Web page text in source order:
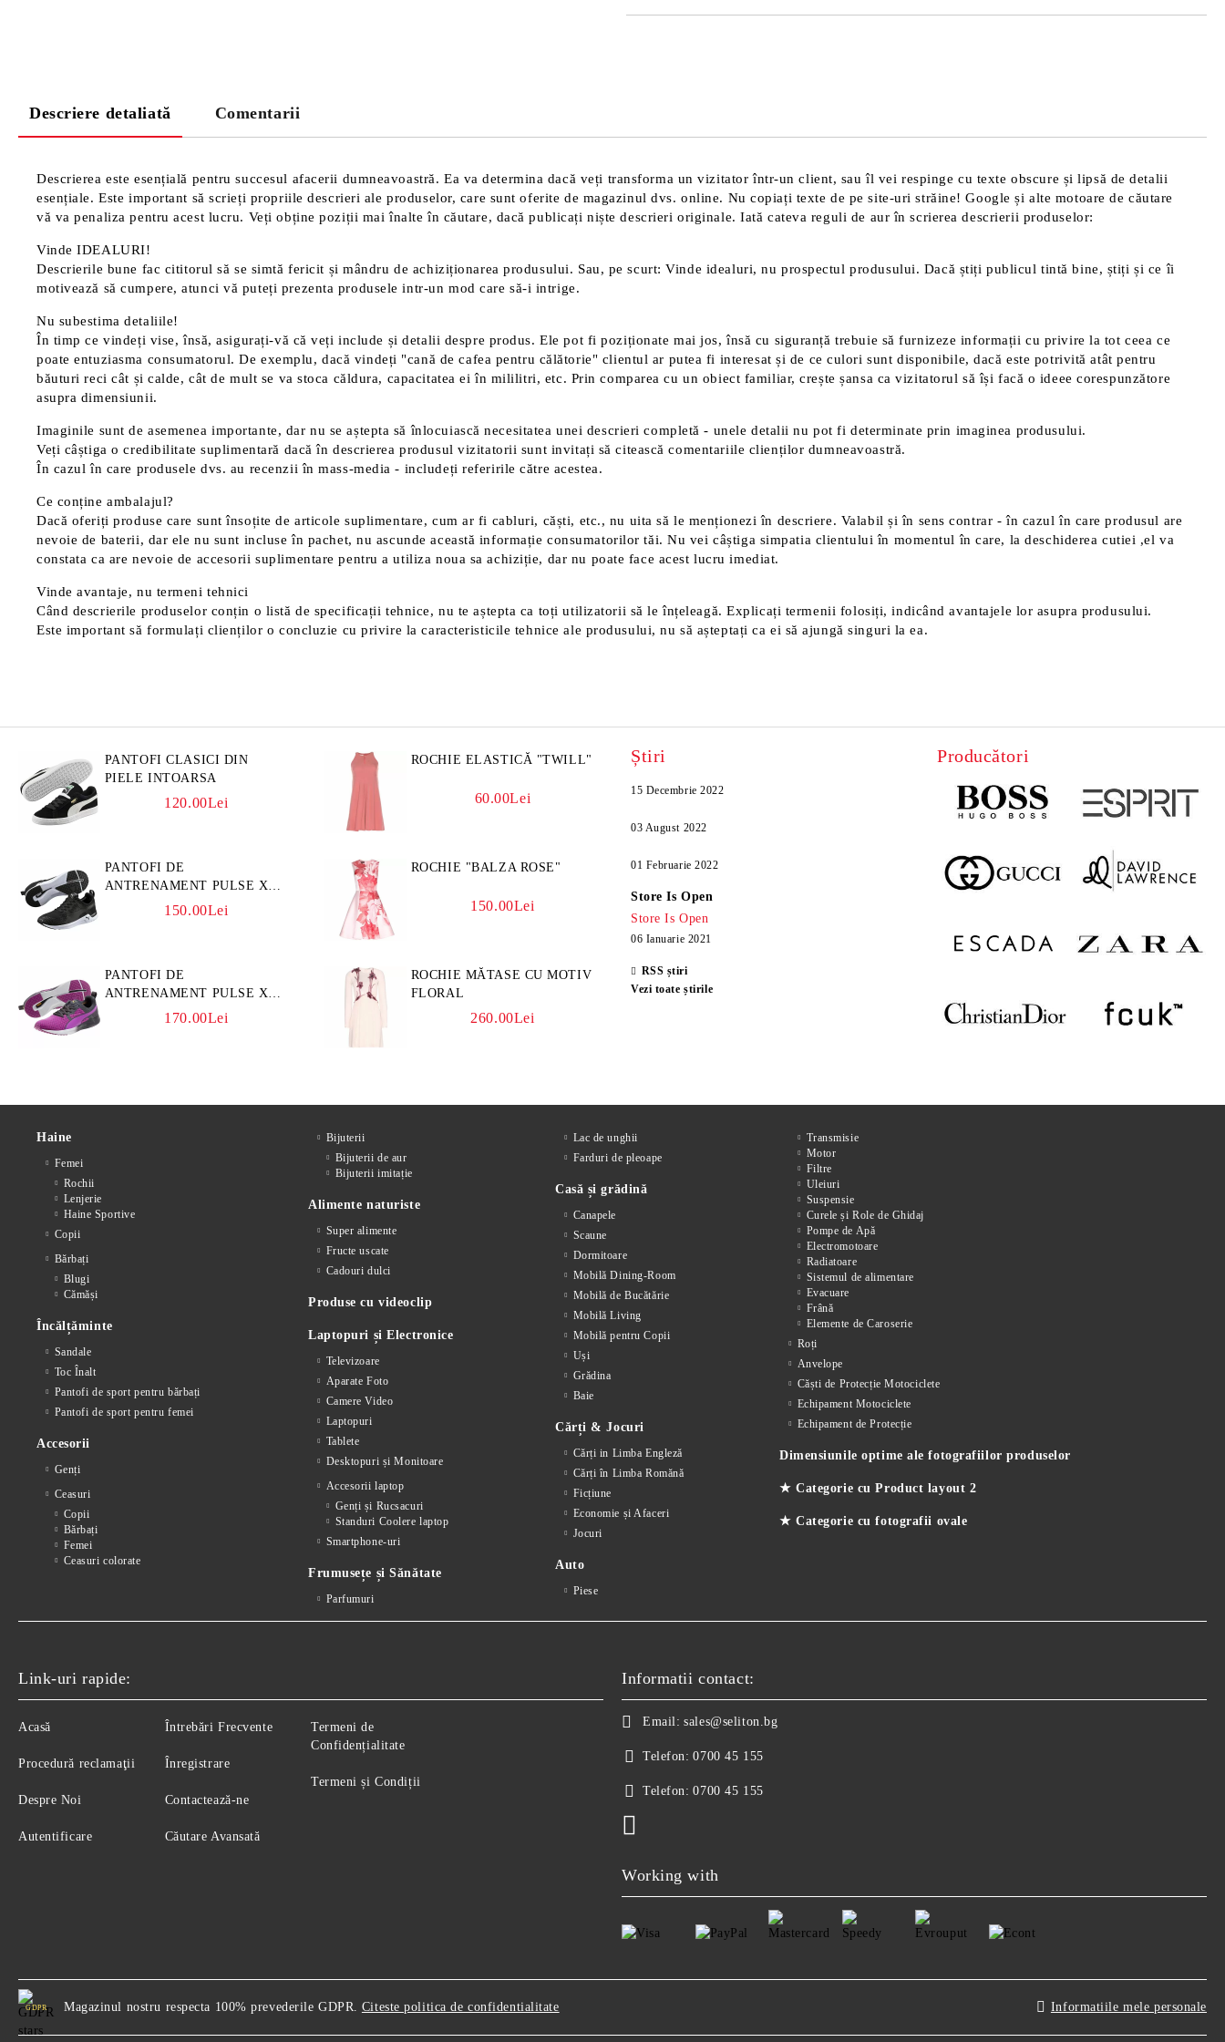
Descriere detaliată Comentarii
Descrierea este esențială pentru succesul afacerii dumneavoastră. Ea va determina dacă veți transforma un vizitator într-un client, sau îl vei respinge cu texte obscure și lipsă de detalii
esențiale. Este important să scrieți propriile descrieri ale produselor, care sunt oferite de magazinul dvs. online. Nu copiați texte de pe site-uri străine! Google și alte motoare de căutare
vă va penaliza pentru acest lucru. Veți obține poziții mai înalte în căutare, dacă publicați niște descrieri originale. Iată cateva reguli de aur în scrierea descrierii produselor:
Vinde IDEALURI!
Descrierile bune fac cititorul să se simtă fericit și mândru de achiziționarea produsului. Sau, pe scurt: Vinde idealuri, nu prospectul produsului. Dacă știți publicul tintă bine, știți și ce îi
motivează să cumpere, atunci vă puteți prezenta produsele intr-un mod care să-i intrige.
Nu subestima detaliile!
În timp ce vindeți vise, însă, asigurați-vă că veți include și detalii despre produs. Ele pot fi poziționate mai jos, însă cu siguranță trebuie să furnizeze informații cu privire la tot ceea ce
poate entuziasma consumatorul. De exemplu, dacă vindeți "cană de cafea pentru călătorie" clientul ar putea fi interesat și de ce culori sunt disponibile, dacă este potrivită atât pentru
băuturi reci cât și calde, cât de mult se va stoca căldura, capacitatea ei în mililitri, etc. Prin comparea cu un obiect familiar, crește șansa ca vizitatorul să își facă o ideee corespunzătore
asupra dimensiunii.
Imaginile sunt de asemenea importante, dar nu se aștepta să înlocuiască necesitatea unei descrieri completă - unele detalii nu pot fi determinate prin imaginea produsului.
Veți câștiga o credibilitate suplimentară dacă în descrierea produsul vizitatorii sunt invitați să citească comentariile clienților dumneavoastră.
În cazul în care produsele dvs. au recenzii în mass-media - includeți referirile către acestea.
Ce conține ambalajul?
Dacă oferiți produse care sunt însoțite de articole suplimentare, cum ar fi cabluri, căști, etc., nu uita să le menționezi în descriere. Valabil și în sens contrar - în cazul în care produsul are
nevoie de baterii, dar ele nu sunt incluse în pachet, nu ascunde această informație consumatorilor tăi. Nu vei câștiga simpatia clientului în momentul în care, la deschiderea cutiei ,el va
constata ca are nevoie de accesorii suplimentare pentru a utiliza noua sa achiziție, dar nu poate face acest lucru imediat.
Vinde avantaje, nu termeni tehnici
Când descrierile produselor conțin o listă de specificații tehnice, nu te aștepta ca toți utilizatorii să le înțeleagă. Explicați termenii folosiți, indicând avantajele lor asupra produsului.
Este important să formulați clienților o concluzie cu privire la caracteristicile tehnice ale produsului, nu să așteptați ca ei să ajungă singuri la ea.
PANTOFI CLASICI DIN
PIELE INTOARSA
120.00Lei
PANTOFI DE
ANTRENAMENT PULSE XT
150.00Lei
PANTOFI DE
ANTRENAMENT PULSE XT
170.00Lei
ROCHIE ELASTICĂ "TWILL"
60.00Lei
ROCHIE "BALZA ROSE"
150.00Lei
ROCHIE MĂTASE CU MOTIV
FLORAL
260.00Lei
Știri
15 Decembrie 2022
03 August 2022
01 Februarie 2022
Store Is Open
Store Is Open
06 Ianuarie 2021
RSS știri
Vezi toate știrile
Producători
Haine
Femei
Rochii
Lenjerie
Haine Sportive
Copii
Bărbați
Blugi
Cămăși
Încălțăminte
Sandale
Toc Înalt
Pantofi de sport pentru bărbați
Pantofi de sport pentru femei
Accesorii
Genți
Ceasuri
Copii
Bărbați
Femei
Ceasuri colorate
Bijuterii
Bijuterii de aur
Bijuterii imitație
Alimente naturiste
Super alimente
Fructe uscate
Cadouri dulci
Produse cu videoclip
Laptopuri și Electronice
Televizoare
Aparate Foto
Camere Video
Laptopuri
Tablete
Desktopuri și Monitoare
Accesorii laptop
Genți și Rucsacuri
Standuri Coolere laptop
Smartphone-uri
Frumusețe și Sănătate
Parfumuri
Lac de unghii
Farduri de pleoape
Casă și grădină
Canapele
Scaune
Dormitoare
Mobilă Dining-Room
Mobilă de Bucătărie
Mobilă Living
Mobilă pentru Copii
Uși
Grădina
Baie
Cărți & Jocuri
Cărți in Limba Engleză
Cărți în Limba Romănă
Ficțiune
Economie și Afaceri
Jocuri
Auto
Piese
Transmisie
Motor
Filtre
Uleiuri
Suspensie
Curele și Role de Ghidaj
Pompe de Apă
Electromotoare
Radiatoare
Sistemul de alimentare
Evacuare
Frână
Elemente de Caroserie
Roți
Anvelope
Căști de Protecție Motociclete
Echipament Motociclete
Echipament de Protecție
Dimensiunile optime ale fotografiilor produselor
★ Categorie cu Product layout 2
★ Categorie cu fotografii ovale
Link-uri rapide:
Acasă
Procedură reclamaţii
Despre Noi
Autentificare
Întrebări Frecvente
Înregistrare
Contactează-ne
Căutare Avansată
Termeni de
Confidențialitate
Termeni și Condiții
Informatii contact:
Email: sales@seliton.bg
Telefon: 0700 45 155
Telefon: 0700 45 155
Working with
GDPR Magazinul nostru respecta 100% prevederile GDPR. Citeste politica de confidentialitate Informatiile mele personale